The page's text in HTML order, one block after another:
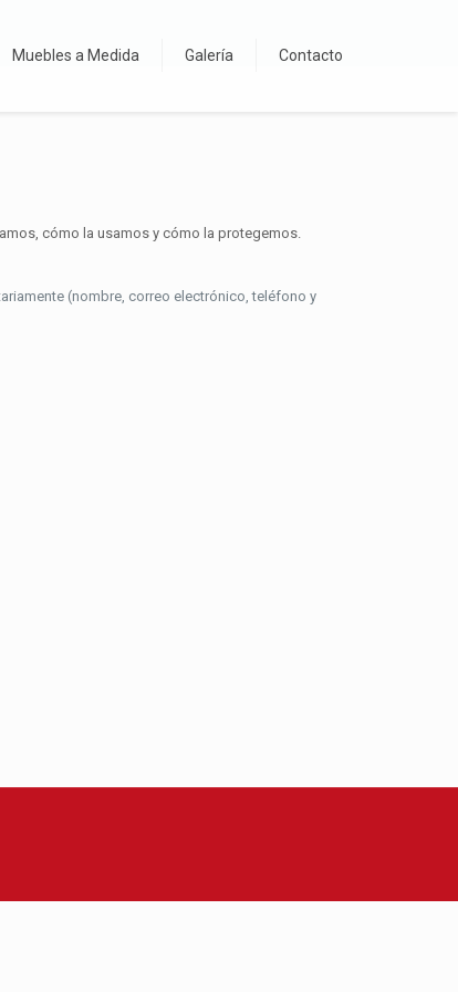
Muebles a Medida Galería Contacto
cómo la usamos y cómo la protegemos.
(nombre, correo electrónico, teléfono y